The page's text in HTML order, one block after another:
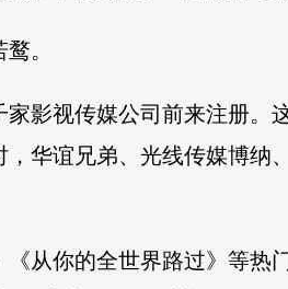
。
影视传媒公司前来注册。
华谊兄弟、光线传媒博纳
《从你的全世界路过》等